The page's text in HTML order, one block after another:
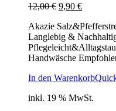
12,00€ Ursprünglicher
war:
12,00 €
9,90 €Aktueller
ist:
9,90 €.
Akazie
Langlebig &
Handwäsche
In den Warenkorb
inkl. 19 % MwSt.